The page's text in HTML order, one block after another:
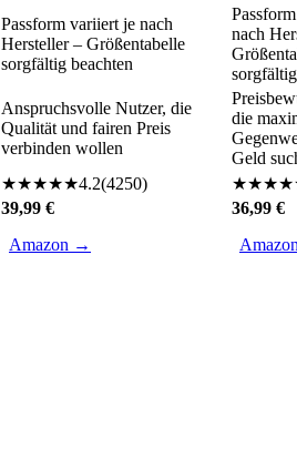
Passform variiert je nach
Hersteller – Größentabelle
sorgfältig beachten
nach
Anspruchsvolle Nutzer, die
Qualität und fairen Preis
verbinden wollen
die
Geld
★★★★★4.2(4250) ★★★★
39,99 € 36,99 €
Amazon →